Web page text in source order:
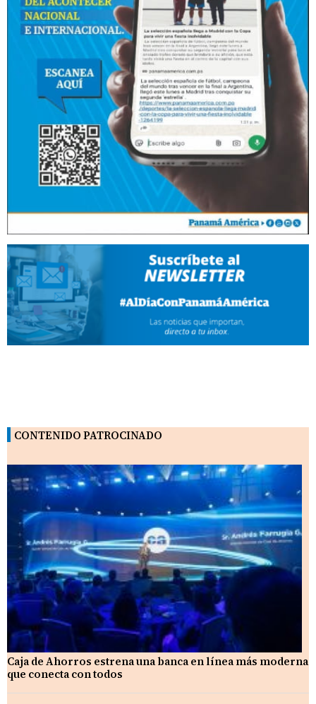
CONTENIDO PATROCINADO
Caja de Ahorros estrena una banca en línea más moderna
que conecta con todos